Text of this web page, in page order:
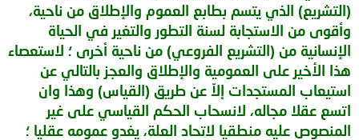
(التشريع) الذي يتسم بطابع العموم والإطلاق من ناحية،
وأقوى من الاستجابة لسنة التطور والتغير في الحياة
الإنسانية من (التشريع الفروعي) من ناحية أخرى ؛ لاستعصاء
هذا الأخير على العمومية والإطلاق والعجز بالتالي عن
استيعاب المستجدات إلاّ عن طريق (القياس) وهذا وان
اتسع عقلا مجاله، لانسحاب الحكم القياسي على غير
المنصوص عليه منطقيا لاتحاد العلة، يغدو عمومه عقليا ؛